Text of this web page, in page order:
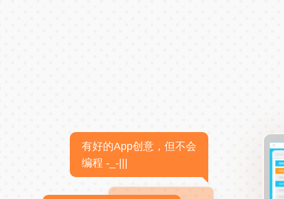
有好的App创意，但不会
编程 -_-|||